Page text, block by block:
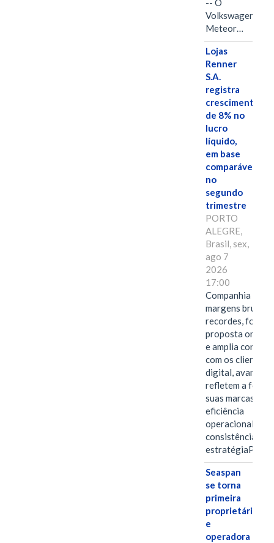
-- O
Volkswagen
Meteor…
Lojas
Renner
S.A.
registra
crescimento
de 8% no
lucro
líquido,
em base
comparável,
no
segundo
trimestre
PORTO
ALEGRE,
Brasil, sex,
ago 7
2026
17:00
Companhia
margens brutas
recordes,
proposta
e amplia
com os clientes
digital, avanços
refletem a força
suas marcas, a
eficiência
operacional e a
consistência de
Seaspan
se torna
primeira
proprietária
e
operadora